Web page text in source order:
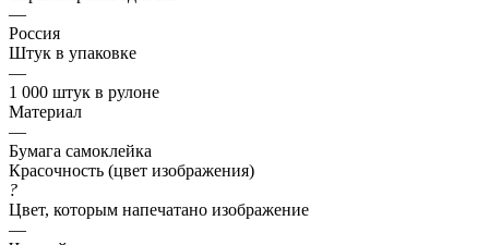
—
Россия
Штук в упаковке
—
1 000 штук в рулоне
Материал
—
Бумага самоклейка
Красочность (цвет изображения)
?
Цвет, которым напечатано изображение
—